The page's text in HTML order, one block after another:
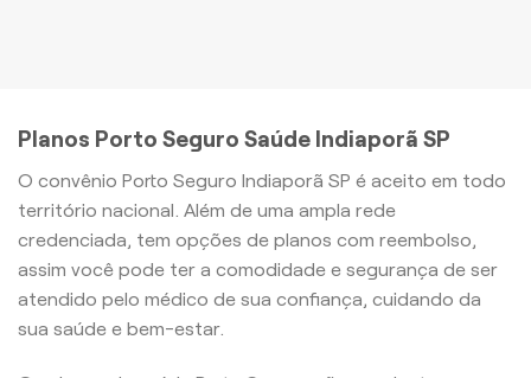
Planos Porto Seguro Saúde Indiaporã SP
O convênio Porto Seguro Indiaporã SP é aceito em todo
território nacional. Além de uma ampla rede
credenciada, tem opções de planos com reembolso,
assim você pode ter a comodidade e segurança de ser
atendido pelo médico de sua confiança, cuidando da
sua saúde e bem-estar.